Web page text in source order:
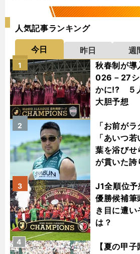
人気記事ランキング
今日 昨日 週
秋春制が導
026－27シ
かに!? ５
大胆予想
1
「お前が
「あいつ
葉を浴びせ
が貫いた誇
2
J1全順位
優勝候補
き目に遭い
は？
3
【夏の甲
4